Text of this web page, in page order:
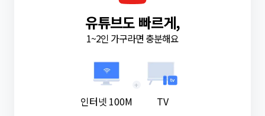
유튜브도 빠르게,
1~2인 가구라면 충분해요
인터넷 100M
+
TV